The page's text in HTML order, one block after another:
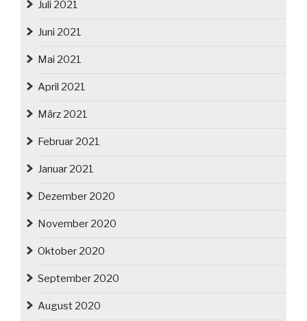
Juli 2021
Juni 2021
Mai 2021
April 2021
März 2021
Februar 2021
Januar 2021
Dezember 2020
November 2020
Oktober 2020
September 2020
August 2020